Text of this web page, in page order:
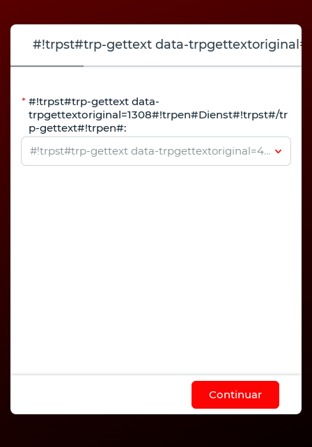
#!trpst#trp-gettext data-
#!trpst#trp-gettext data-
trpgettextoriginal=1308#!trpen#Dienst#!trpst#/tr
p-gettext#!trpen#:
#!trpst#trp-gettext data-trpgettextoriginal=4111#!trpen#Selecteer Service#!trpst#/trp-gettext#!trpen#
Continuar